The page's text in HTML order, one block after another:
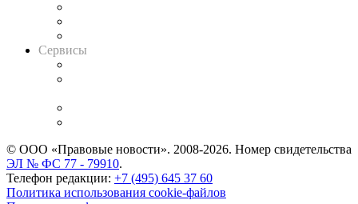
Сервисы
© ООО «Правовые новости». 2008-2026. Номер свидетельства
ЭЛ № ФС 77 - 79910.
Телефон редакции: +7 (495) 645 37 60
Политика использования cookie-файлов